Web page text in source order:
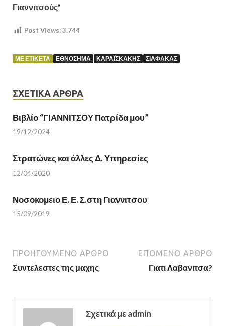
Γιαννιτσούς”
Post Views:3.744
ΜΕ ΕΤΙΚΈΤΑ ΕΘΝΌΣΗΜΑ ΚΑΡΑΪΣΚΆΚΗΣ ΣΙΑΦΆΚΑΣ
ΣΧΕΤΙΚΆ ΆΡΘΡΑ
Βιβλίο “ΓΙΑΝΝΙΤΣΟΥ Πατρίδα μου”
19/12/2024
Στρατώνες και άλλες Δ. Υπηρεσίες
12/04/2020
Νοσοκομειο Ε. Ε. Σ.στη Γιαννιτσου
15/09/2019
ΠΡΟΗΓΟΎΜΕΝΟ ΆΡΘΡΟ
Συντελεστες της μαχης
ΕΠΌΜΕΝΟ ΆΡΘΡΟ
Γιατι Λαβανιτσα?
Σχετικά με admin